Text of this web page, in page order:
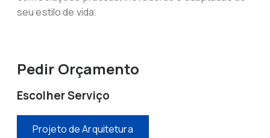
seu estilo de vida.
Pedir Orçamento
Escolher Serviço
Projeto de Arquitetura